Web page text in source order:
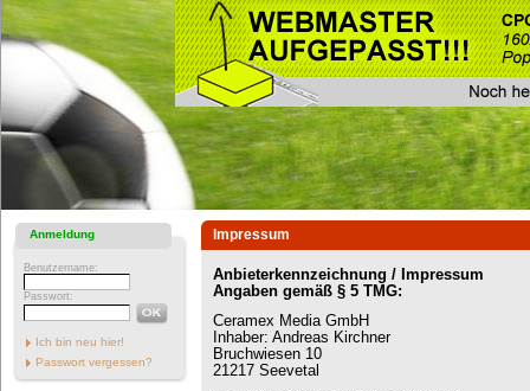
Anmeldung
Benutzername:
Passwort:
Ich bin neu hier!
Passwort vergessen?
Impressum
Anbieterkennzeichnung / Impressum
Angaben gemäß § 5 TMG:
Ceramex Media GmbH
Inhaber: Andreas Kirchner
Bruchwiesen 10
21217 Seevetal